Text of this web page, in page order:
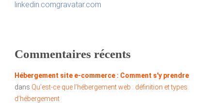
linkedin.comgravatar.com
Commentaires récents
Hébergement site e-commerce : Comment s'y prendre
dans Qu’est-ce que l’hébergement web : définition et types
d’hébergement